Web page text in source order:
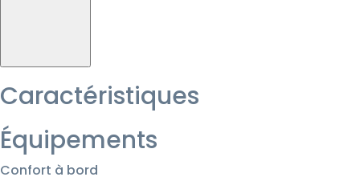
Caractéristiques
Équipements
Confort à bord